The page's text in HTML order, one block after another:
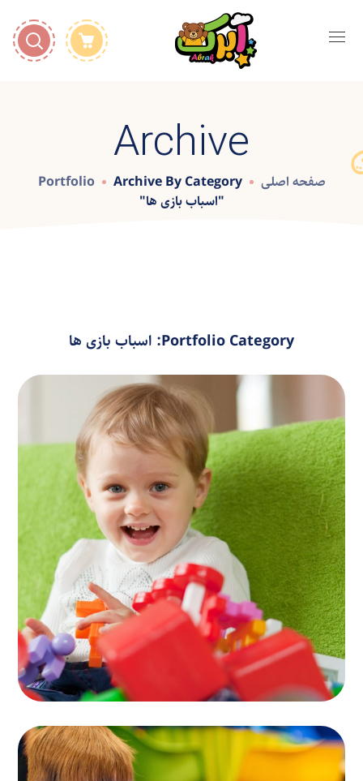
Archive
صفحه اصلی Portfolio
Archive By Category
"اسباب بازی ها"
Portfolio Category: اسباب بازی ها
اتاق بازی
اسباب بازی ها